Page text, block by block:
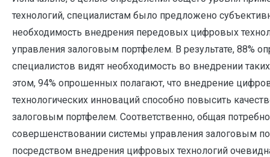
технологий, специалистам было предложено
необходимость внедрения передовых цифровых
управления залоговым портфелем. В результате, 88%
специалистов видят необходимость во внедрении
этом, 94% опрошенных полагают, что внедрение
технологических инноваций способно повысить
залоговым портфелем. Соответственно, общая
совершенствовании системы управления залоговым
посредством внедрения цифровых технологий